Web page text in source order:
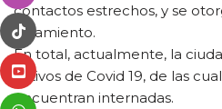
contactos estrechos, y se
aislamiento.
En total, actualmente, la
activos de Covid 19, de las
encuentran internadas.